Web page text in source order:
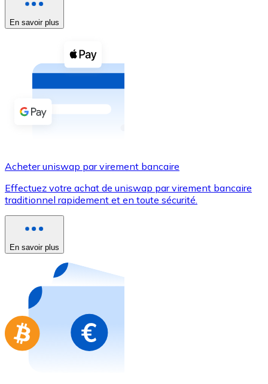
Voir toutes
Coupons crypto
Achetez des cryptomonnaies en espèces et d'autres
Acheter avec espèces
Virement SEPA
Utilisez les cartes Visa et Mastercard pour acheter
Acheter avec carte
Nouveau
Achetez des cartes-cadeaux de vos marques
Aller à la boutique de cartes-cadeaux
En savoir plus
Acheter uniswap par virement bancaire
Effectuez votre achat de uniswap par virement bancaire
traditionnel rapidement et en toute sécurité.
En savoir plus